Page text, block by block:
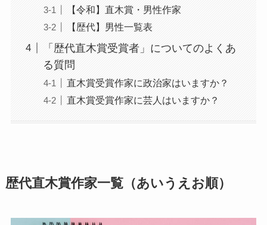
【令和】直木賞・男性作家
【歴代】男性一覧表
「歴代直木賞受賞者」についてのよくあ
る質問
直木賞受賞作家に政治家はいますか？
直木賞受賞作家に芸人はいますか？
歴代直木賞作家一覧（あいうえお順）